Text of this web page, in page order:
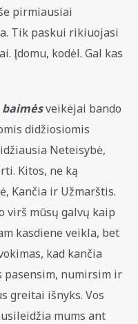
pirmiausiai
Tik paskui rikiuojasi
Įdomu, kodėl. Gal kas
veikėjai bando
didžiosiomis
Neteisybė,
Kitos, ne ką
Kančia ir Užmarštis.
virš mūsų galvų kaip
kasdiene veikla, bet
kad kančia
pasensim, numirsim ir
greitai išnyks. Vos
mums ant